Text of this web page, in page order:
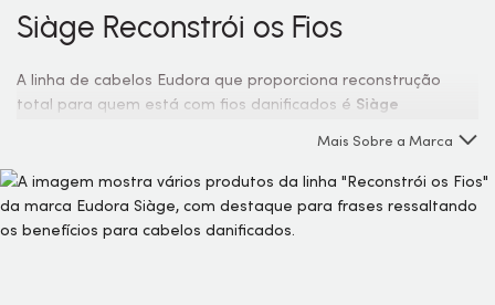
Siàge Reconstrói os Fios
A linha de cabelos Eudora que proporciona reconstrução
total para quem está com fios danificados é Siàge
que entregam 6x mais força, Reconstrói combate as pontas
duplas e quebras e recupera 1 ano de danos em apenas
duas semanas de tratamento.
Mais Sobre a Marca